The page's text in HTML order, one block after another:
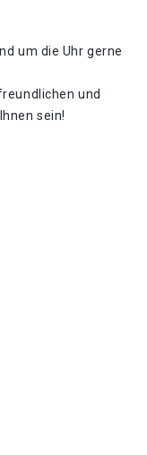
um die Uhr gerne
und
sein!